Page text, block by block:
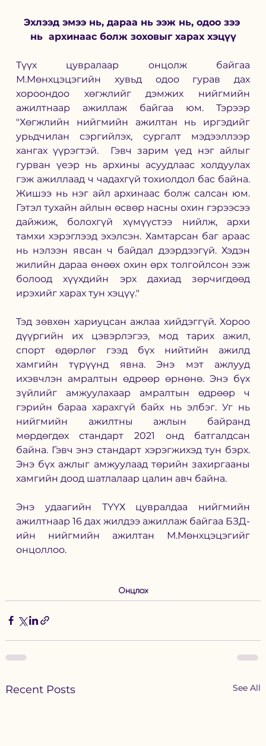
Эхлээд эмээ нь, дараа нь ээж нь, одоо зээ
нь  архинаас болж зоховыг харах хэцүү
Түүх цувралаар онцолж байгаа
М.Мөнхцэцэгийн хувьд одоо гурав дах
хороондоо хөгжлийг дэмжих нийгмийн
ажилтнаар ажиллаж байгаа юм. Тэрээр
"Хөгжлийн нийгмийн ажилтан нь иргэдийг
урьдчилан сэргийлэх, сургалт мэдээллээр
хангах үүрэгтэй.  Гэвч зарим үед нэг айлыг
гурван үеэр нь архины асуудлаас холдуулах
гэж ажиллаад ч чадахгүй тохиолдол бас байна.
Жишээ нь нэг айл архинаас болж салсан юм.
Гэтэл тухайн айлын өсвөр насны охин гэрээсээ
дайжиж, болохгүй хүмүүстээ нийлж, архи
тамхи хэрэглээд эхэлсэн. Хамтарсан баг араас
нь нэлээн явсан ч байдал дээрдээгүй. Хэдэн
жилийн дараа өнөөх охин өрх толгойлсон ээж
болоод хүүхдийн эрх дахиад зөрчигдөөд
ирэхийг харах тун хэцүү."
Тэд зөвхөн хариуцсан ажлаа хийдэггүй. Хороо
дүүргийн их цэвэрлэгээ, мод тарих ажил,
спорт өдөрлөг гээд бүх нийтийн ажилд
хамгийн түрүүнд явна. Энэ мэт ажлууд
ихэвчлэн амралтын өдрөөр өрнөнө. Энэ бүх
зүйлийг амжуулахаар амралтын өдрөөр ч
гэрийн бараа харахгүй байх нь элбэг. Уг нь
нийгмийн ажилтны ажлын байранд
мөрдөгдөх стандарт 2021 онд батгалдсан
байна. Гэвч энэ стандарт хэрэгжихэд тун бэрх.
Энэ бүх ажлыг амжуулаад төрийн захиргааны
хамгийн доод шатлалаар цалин авч байна.
Энэ удаагийн ТҮҮХ цувралдаа нийгмийн
ажилтнаар 16 дах жилдээ ажиллаж байгаа БЗД-
ийн нийгмийн ажилтан М.Мөнхцэцэгийг
онцоллоо.
Онцлох
Recent Posts See All